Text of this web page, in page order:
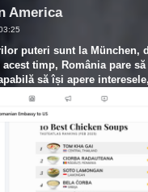
America
puteri sunt la
timp, România pare
să își apere